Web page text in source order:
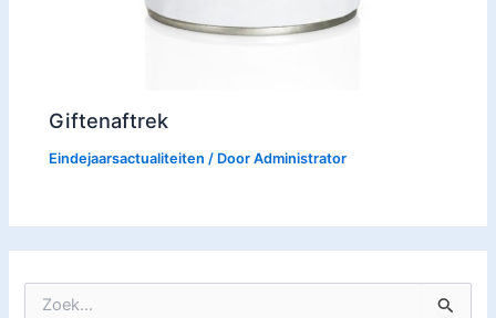
Giftenaftrek
Eindejaarsactualiteiten / DoorAdministrator